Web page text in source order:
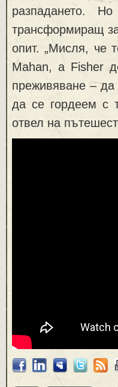
разпадането.
трансформиращ
опит. „Мисля, че
Mahan, а Fisher
преживяване – да
да се гордеем с
отвел на